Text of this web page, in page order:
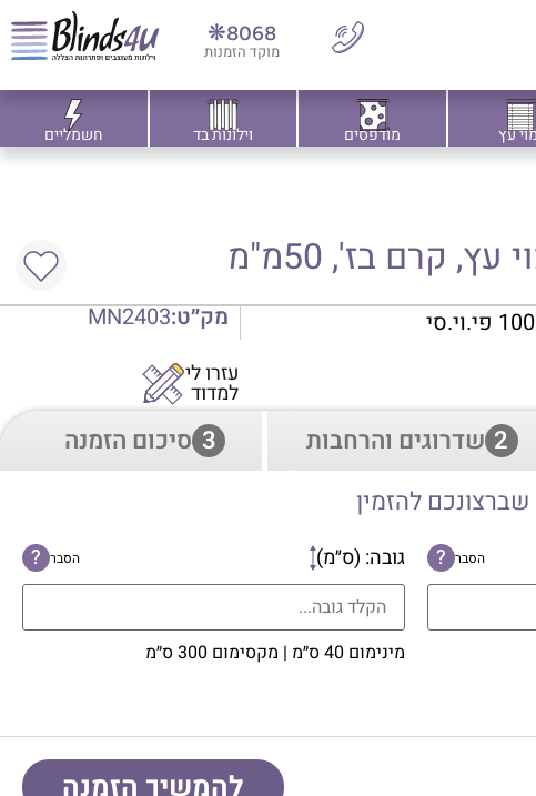
8068❋
מוקד הזמנות
עץ מודפסים וילונות בד חשמליים
קרם בז', 50מ"מ
מק״ט:MN2403
עזרו לי
למדוד
2 שדרוגים והרחבות 3 סיכום הזמנה
שברצונכם להזמין
הסבר ? גובה: (ס״מ) הסבר ?
מינימום 40 ס״מ | מקסימום 300 ס״מ
להמשיך הזמנה